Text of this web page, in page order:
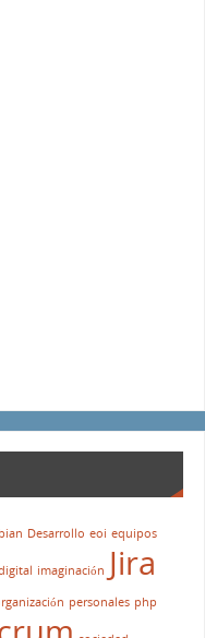
Desarrollo eoi equipos
imaginación Jira
personales php